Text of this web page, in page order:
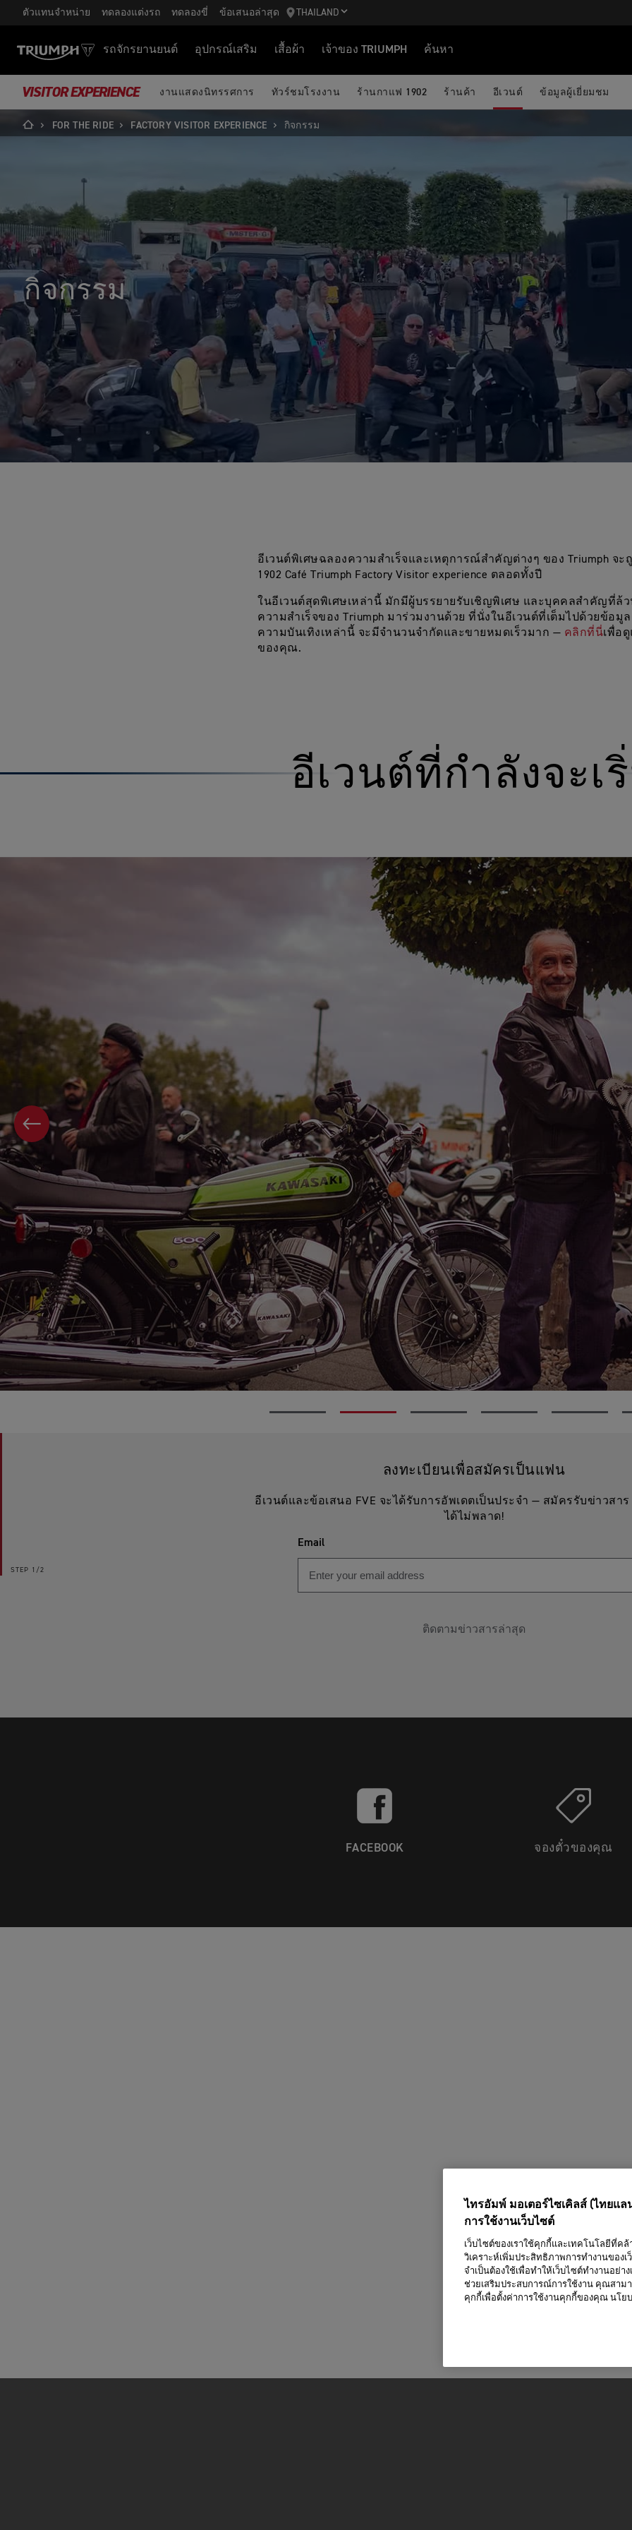
ตัวแทนจำหน่าย ทดลองแต่งรถ ทดลองขี่ ข้อเสนอล่าสุด THAILAND
รถจักรยานยนต์ อุปกรณ์เสริม เสื้อผ้า เจ้าของ TRIUMPH ค้นหา
VISITOR EXPERIENCE งานแสดงนิทรรศการ ทัวร์ชมโรงงาน ร้านกาแฟ 1902 ร้านค้า อีเวนต์ ข้อมูลผู้เยี่ยมชม
FOR THE RIDE FACTORY VISITOR EXPERIENCE กิจกรรม
กิจกรรม
อีเวนต์พิเศษฉลองความสำเร็จและเหตุการณ์สำคัญต่างๆ ของ Triumph จ
1902 Café Triumph Factory Visitor experience ตลอดทั้งปี
ในอีเวนต์สุดพิเศษเหล่านี้ มักมีผู้บรรยายรับเชิญพิเศษ และบุคคลสำคัญที่ล้
ความสำเร็จของ Triumph มาร่วมงานด้วย ที่นั่งในอีเวนต์ที่เต็มไปด้วยข้อมู
ความบันเทิงเหล่านี้ จะมีจำนวนจำกัดและขายหมดเร็วมาก — คลิกที่นี่เพื่อ
ของคุณ.
อีเวนต์ที่กำลังจะเ
ก่อนหน้า
STEP 1/2
ลงทะเบียนเพื่อสมัครเป็นแฟน
อีเวนต์และข้อเสนอ FVE จะได้รับการอัพเดตเป็นประจำ — สมัครรับข่าวสา
ได้ไม่พลาด!
Email
ติดตามข่าวสารล่าสุด
FACEBOOK จองตั๋วของคุณ
ไทรอัมพ์ มอเตอร์ไซเคิลส์ (ไทยแ
การใช้งานเว็บไซต์
เว็บไซต์ของเราใช้คุกกี้และเทคโนโลยีที่ค
วิเคราะห์เพิ่มประสิทธิภาพการทำงานของ
จำเป็นต้องใช้เพื่อทำให้เว็บไซต์ทำงานอย่
ช่วยเสริมประสบการณ์การใช้งาน คุณสาม
คุกกี้เพื่อตั้งค่าการใช้งานคุกกี้ของคุณ นโย